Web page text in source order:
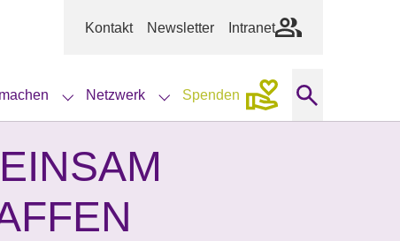
Kontakt
Newsletter Intranet
for "Aktuelles"
Submenu for "Mitmachen"
Netzwerk
Submenu for "Netzwerk"
Spenden